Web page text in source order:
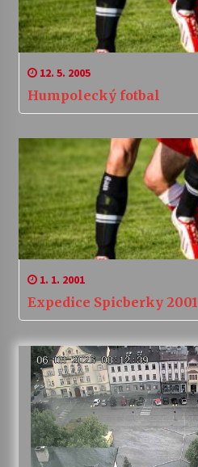
12. 5. 2005
Humpolecký fotbal
1. 1. 2001
Expedice Spicberky 2001